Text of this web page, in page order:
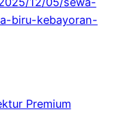
biru-kebayoran-
Premium